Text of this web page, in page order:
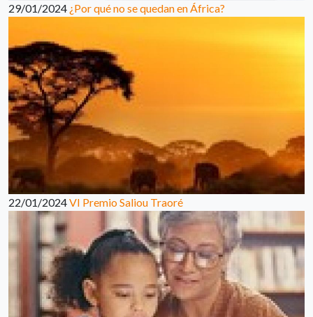
29/01/2024 ¿Por qué no se quedan en África?
22/01/2024VI Premio Saliou Traoré